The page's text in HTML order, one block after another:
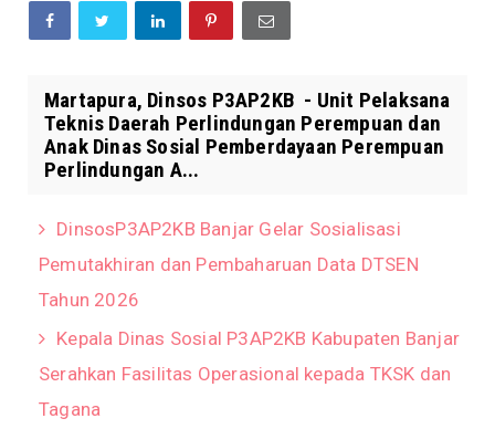
Martapura, Dinsos P3AP2KB - Unit Pelaksana
Teknis Daerah Perlindungan Perempuan dan
Anak Dinas Sosial Pemberdayaan Perempuan
Perlindungan A...
DinsosP3AP2KB Banjar Gelar Sosialisasi
Pemutakhiran dan Pembaharuan Data DTSEN
Tahun 2026
Kepala Dinas Sosial P3AP2KB Kabupaten Banjar
Serahkan Fasilitas Operasional kepada TKSK dan
Tagana